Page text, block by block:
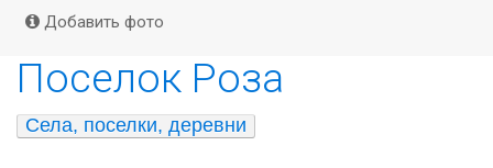
Добавить фото
Поселок Роза
Села, поселки, деревни